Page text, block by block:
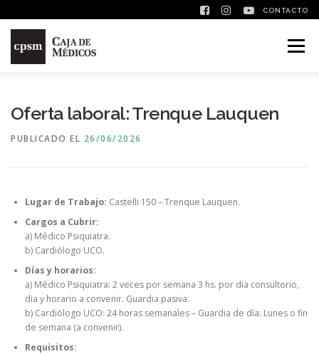
CONTACTO
Menú
Oferta laboral: Trenque Lauquen
PUBLICADO EL 26/06/2026
Lugar de Trabajo: Castelli 150 – Trenque Lauquen.
Cargos a Cubrir:
a) Médico Psiquiatra.
b) Cardiólogo UCO.
Días y horarios:
a) Médico Psiquiatra: 2 veces por semana 3 hs. por dia consultorio,
dia y horario a convenir. Guardia pasiva.
b) Cardiólogo UCO: 24 horas semanales – Guardia de día: Lunes o fin
de semana (a convenir).
Requisitos: